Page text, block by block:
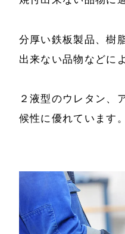
分厚い鉄板製品、樹
出来ない品物などに
２液型のウレタン、
候性に優れています。